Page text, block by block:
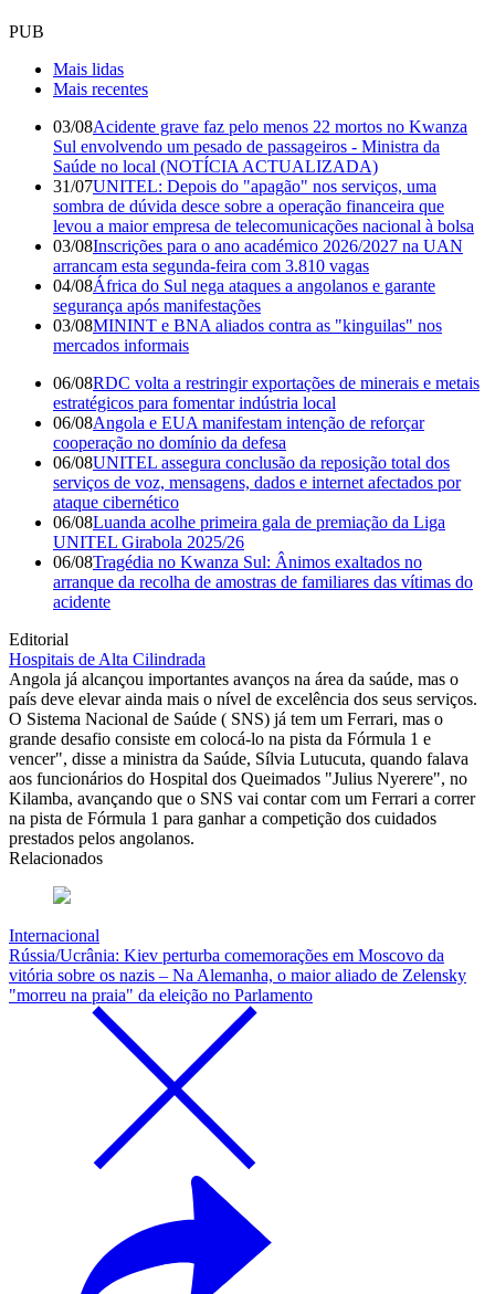
PUB
Mais lidas
Mais recentes
03/08Acidente grave faz pelo menos 22 mortos no Kwanza
Sul envolvendo um pesado de passageiros - Ministra da
Saúde no local (NOTÍCIA ACTUALIZADA)
31/07UNITEL: Depois do "apagão" nos serviços, uma
sombra de dúvida desce sobre a operação financeira que
levou a maior empresa de telecomunicações nacional à bolsa
03/08Inscrições para o ano académico 2026/2027 na UAN
arrancam esta segunda-feira com 3.810 vagas
04/08África do Sul nega ataques a angolanos e garante
segurança após manifestações
03/08MININT e BNA aliados contra as "kinguilas" nos
mercados informais
06/08RDC volta a restringir exportações de minerais e metais
estratégicos para fomentar indústria local
06/08Angola e EUA manifestam intenção de reforçar
cooperação no domínio da defesa
06/08UNITEL assegura conclusão da reposição total dos
serviços de voz, mensagens, dados e internet afectados por
ataque cibernético
06/08Luanda acolhe primeira gala de premiação da Liga
UNITEL Girabola 2025/26
06/08Tragédia no Kwanza Sul: Ânimos exaltados no
arranque da recolha de amostras de familiares das vítimas do
acidente
Editorial
Hospitais de Alta Cilindrada
Angola já alcançou importantes avanços na área da saúde, mas o
país deve elevar ainda mais o nível de excelência dos seus serviços.
O Sistema Nacional de Saúde ( SNS) já tem um Ferrari, mas o
grande desafio consiste em colocá-lo na pista da Fórmula 1 e
vencer", disse a ministra da Saúde, Sílvia Lutucuta, quando falava
aos funcionários do Hospital dos Queimados "Julius Nyerere", no
Kilamba, avançando que o SNS vai contar com um Ferrari a correr
na pista de Fórmula 1 para ganhar a competição dos cuidados
prestados pelos angolanos.
Relacionados
Internacional
Rússia/Ucrânia: Kiev perturba comemorações em Moscovo da
vitória sobre os nazis – Na Alemanha, o maior aliado de Zelensky
"morreu na praia" da eleição no Parlamento